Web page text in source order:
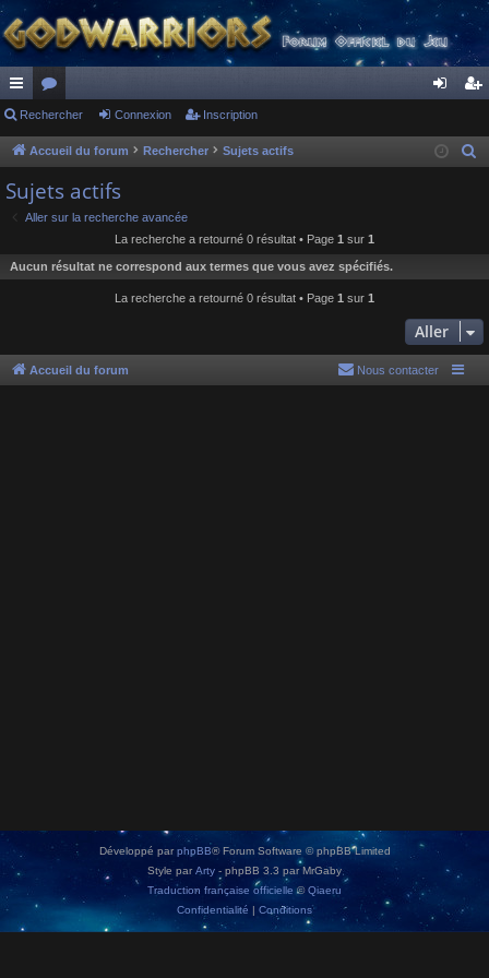
ac
co
ur
ci
or
u
s
ne cri
Rechercher Connexion Inscription
Accueil du forum Rechercher Sujets actifs
h
e
Sujets actifs
Aller sur la recherche avancée
La recherche a retourné 0 résultat • Page 1 sur 1
Aucun résultat ne correspond aux termes que vous avez spécifiés.
La recherche a retourné 0 résultat • Page 1 sur 1
Aller
Accueil du forum Nous contacter
Développé par phpBB® Forum Software © phpBB Limited
Style parArty - phpBB 3.3 par MrGaby
Traduction française officielle ©Qiaeru
Confidentialité | Conditions